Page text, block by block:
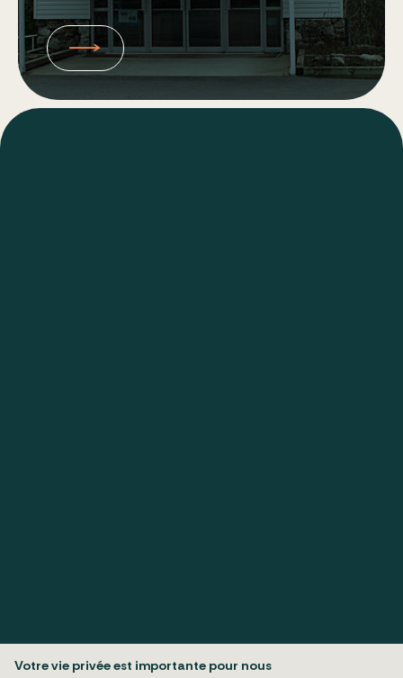
Votre vie privée est importante pour nous